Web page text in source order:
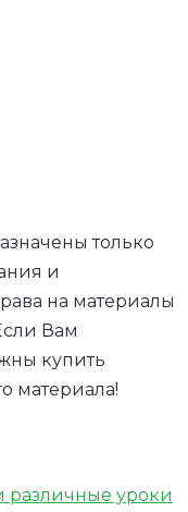
только
и
на материалы
Вам
купить
материала!
различные уроки